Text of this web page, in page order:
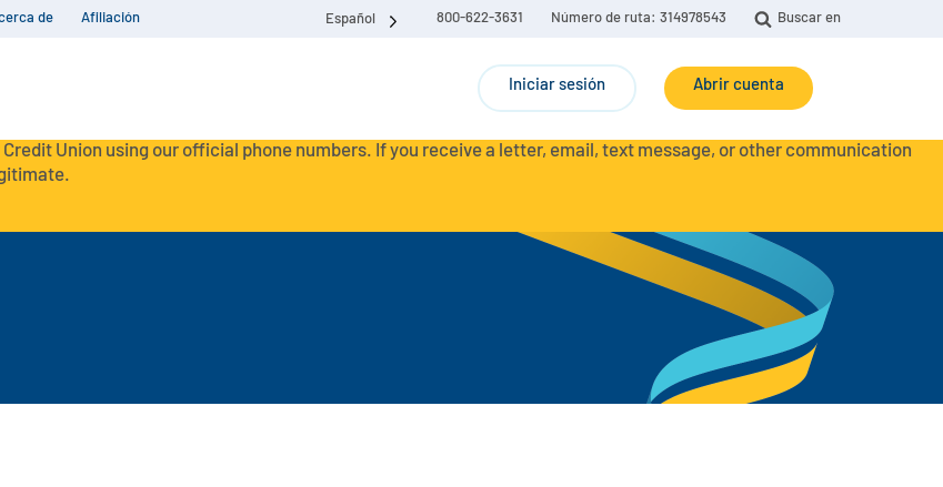
de Afiliación Español 800-622-3631 Número de ruta: 314978543 Buscar en
Iniciar sesión Abrir cuenta
Union using our official phone numbers. If you receive a letter, email, text message, or other communication